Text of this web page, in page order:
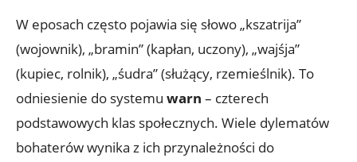
W eposach często pojawia się słowo „kszatrija”
(wojownik), „bramin” (kapłan, uczony), „wajśja”
(kupiec, rolnik), „śudra” (służący, rzemieślnik). To
odniesienie do systemu warn – czterech
podstawowych klas społecznych. Wiele dylematów
bohaterów wynika z ich przynależności do